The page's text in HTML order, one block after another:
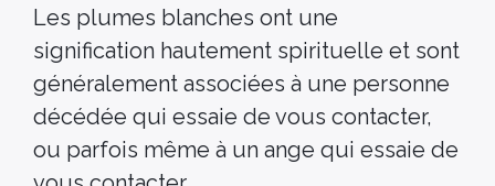
Les plumes blanches ont une
signification hautement spirituelle et sont
généralement associées à une personne
décédée qui essaie de vous contacter,
ou parfois même à un ange qui essaie de